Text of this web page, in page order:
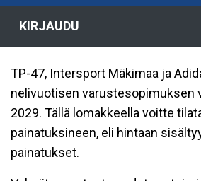
KIRJAUDU
TP-47, Intersport Mäkimaa ja
nelivuotisen varustesopimuksen
2029. Tällä lomakkeella voitte
painatuksineen, eli hintaan
painatukset.